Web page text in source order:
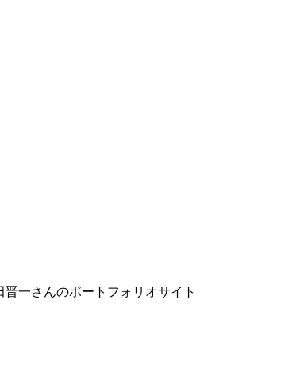
一さんのポートフォリオサイト